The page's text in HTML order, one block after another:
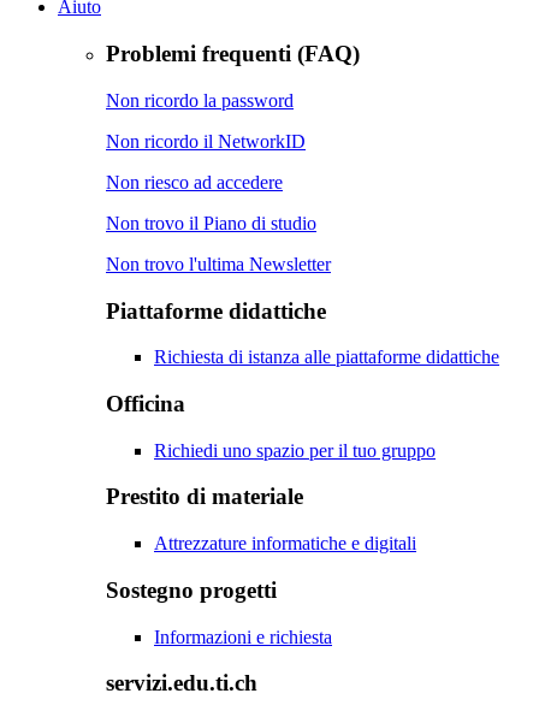
Aiuto
Problemi frequenti (FAQ)
Non ricordo la password
Non ricordo il NetworkID
Non riesco ad accedere
Non trovo il Piano di studio
Non trovo l'ultima Newsletter
Piattaforme didattiche
Richiesta di istanza alle piattaforme didattiche
Officina
Richiedi uno spazio per il tuo gruppo
Prestito di materiale
Attrezzature informatiche e digitali
Sostegno progetti
Informazioni e richiesta
servizi.edu.ti.ch